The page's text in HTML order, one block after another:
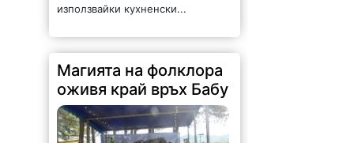
45 | 2026-08-10 09:25:46
Село Гюргич посрещна 29-ото
издание на Младежкия събор